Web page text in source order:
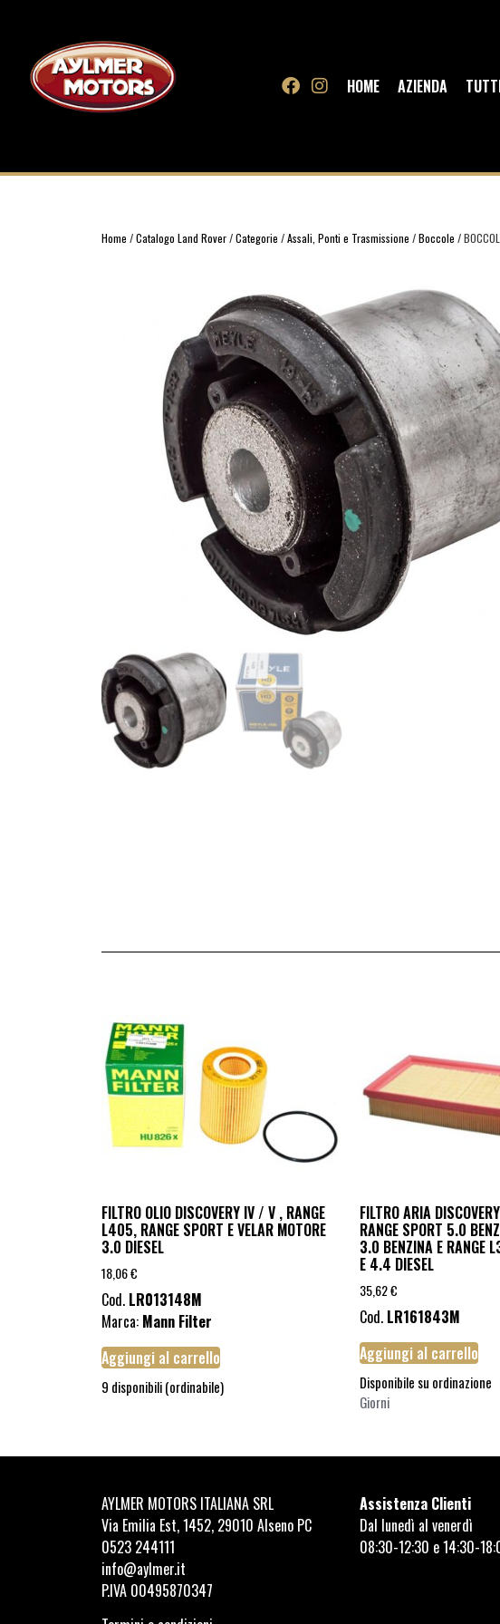
HOME AZIENDA
Home /Catalogo Land Rover/Categorie /Assali, Ponti e Trasmissione /Boccole /
FILTRO OLIO DISCOVERY IV / V , RANGE
L405, RANGE SPORT E VELAR MOTORE
3.0 DIESEL
18,06€
Cod. LR013148M
Marca: Mann Filter
Aggiungi al carrello
9 disponibili (ordinabile)
FILTRO ARIA
RANGE SPORT 5.0
3.0 BENZINA E RANGE
E 4.4 DIESEL
35,62€
Cod. LR161843M
Aggiungi al carrello
Disponibile su ordinazione
Giorni
AYLMER MOTORS ITALIANA SRL
Via Emilia Est, 1452, 29010 Alseno PC
0523 244111
info@aylmer.it
P.IVA 00495870347
Assistenza Clienti
Dal lunedì al venerdì
08:30-12:30 e 14:30-